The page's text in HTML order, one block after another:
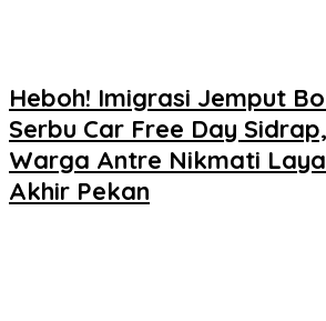
Heboh! Imigrasi Jemput
Serbu Car Free Day
Warga Antre Nikmati
Akhir Pekan